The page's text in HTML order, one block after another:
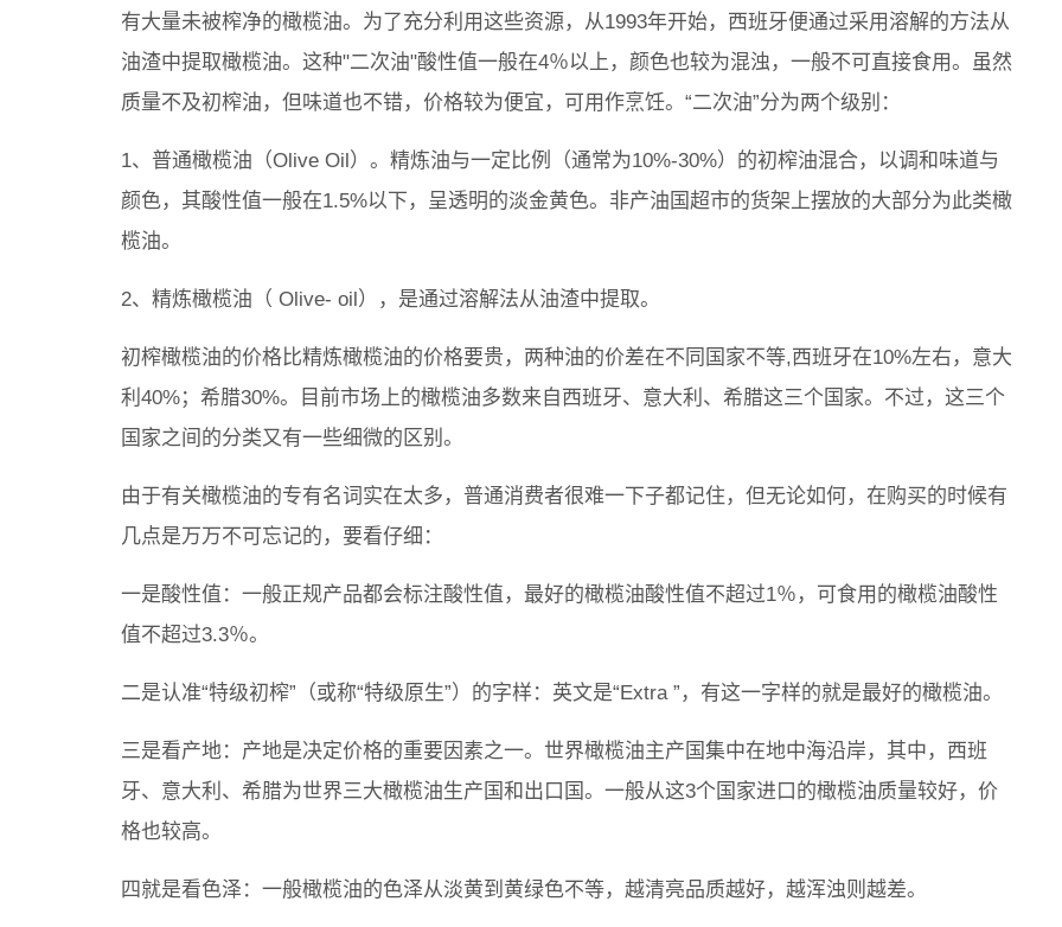
有大量未被榨净的橄榄油。为了充分利用这些资源，从1993年开始，西班牙便通过采用溶解的方法从
油渣中提取橄榄油。这种"二次油"酸性值一般在4％以上，颜色也较为混浊，一般不可直接食用。虽然
质量不及初榨油，但味道也不错，价格较为便宜，可用作烹饪。“二次油”分为两个级别：
1、普通橄榄油（Olive Oil）。精炼油与一定比例（通常为10%-30%）的初榨油混合，以调和味道与
颜色，其酸性值一般在1.5%以下，呈透明的淡金黄色。非产油国超市的货架上摆放的大部分为此类橄
榄油。
2、精炼橄榄油（ Olive- oil），是通过溶解法从油渣中提取。
初榨橄榄油的价格比精炼橄榄油的价格要贵，两种油的价差在不同国家不等,西班牙在10%左右，意大
利40%；希腊30%。目前市场上的橄榄油多数来自西班牙、意大利、希腊这三个国家。不过，这三个
国家之间的分类又有一些细微的区别。
由于有关橄榄油的专有名词实在太多，普通消费者很难一下子都记住，但无论如何，在购买的时候有
几点是万万不可忘记的，要看仔细：
一是酸性值：一般正规产品都会标注酸性值，最好的橄榄油酸性值不超过1％，可食用的橄榄油酸性
值不超过3.3％。
二是认准“特级初榨”（或称“特级原生”）的字样：英文是“Extra ”，有这一字样的就是最好的橄榄油。
三是看产地：产地是决定价格的重要因素之一。世界橄榄油主产国集中在地中海沿岸，其中，西班
牙、意大利、希腊为世界三大橄榄油生产国和出口国。一般从这3个国家进口的橄榄油质量较好，价
格也较高。
四就是看色泽：一般橄榄油的色泽从淡黄到黄绿色不等，越清亮品质越好，越浑浊则越差。